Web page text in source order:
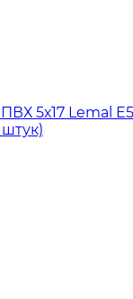
5х17 Lemal